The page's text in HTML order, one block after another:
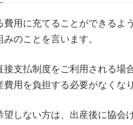
度を利用後、出産育児一時金
時金に関するお問い合わせ先
用に充てることができるよ
のことを言います。
接支払制度をご利用される場
用を負担する必要がなくな
しない方は、出産後に協会